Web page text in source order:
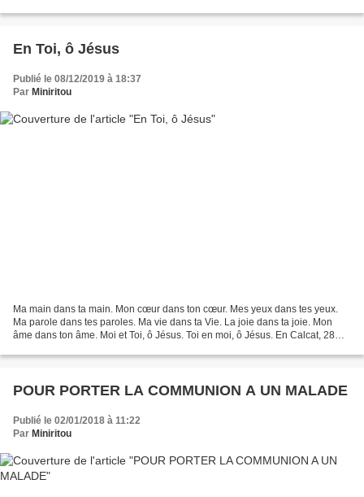
En Toi, ô Jésus
Publié le 08/12/2019 à 18:37
Par Miniritou
Ma main dans ta main. Mon cœur dans ton cœur. Mes yeux dans tes yeux.
Ma parole dans tes paroles. Ma vie dans ta Vie. La joie dans ta joie. Mon
âme dans ton âme. Moi et Toi, ô Jésus. Toi en moi, ô Jésus. En Calcat, 28
POUR PORTER LA COMMUNION A UN MALADE
Publié le 02/01/2018 à 11:22
Par Miniritou